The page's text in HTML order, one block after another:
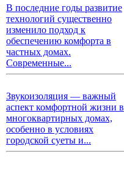
В последние годы развитие
технологий существенно
изменило подход к
обеспечению комфорта в
частных домах.
Современные...
Звукоизоляция — важный
аспект комфортной жизни в
многоквартирных домах,
особенно в условиях
городской суеты и...